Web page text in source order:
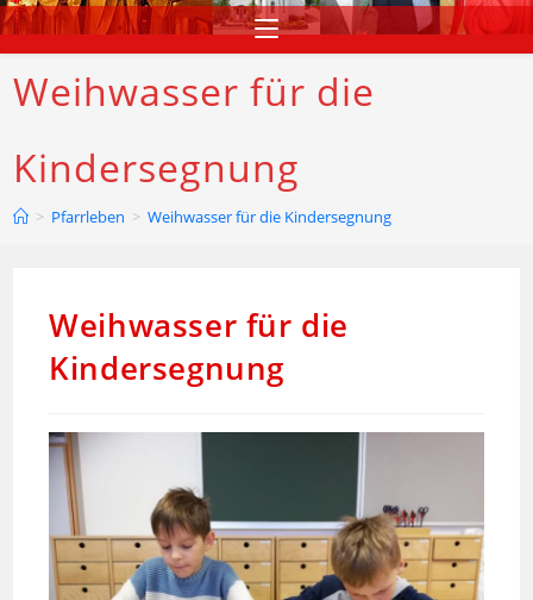
Weihwasser für die
Kindersegnung
> Pfarrleben > Weihwasser für die Kindersegnung
Weihwasser für die
Kindersegnung